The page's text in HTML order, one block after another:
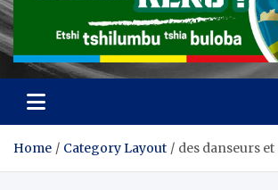
Home Category Layout des danseurs et